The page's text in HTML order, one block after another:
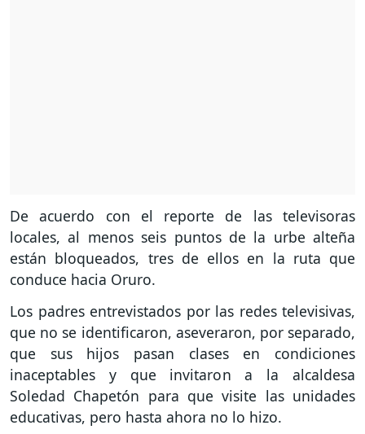
De acuerdo con el reporte de las televisoras
locales, al menos seis puntos de la urbe alteña
están bloqueados, tres de ellos en la ruta que
conduce hacia Oruro.
Los padres entrevistados por las redes televisivas,
que no se identificaron, aseveraron, por separado,
que sus hijos pasan clases en condiciones
inaceptables y que invitaron a la alcaldesa
Soledad Chapetón para que visite las unidades
educativas, pero hasta ahora no lo hizo.